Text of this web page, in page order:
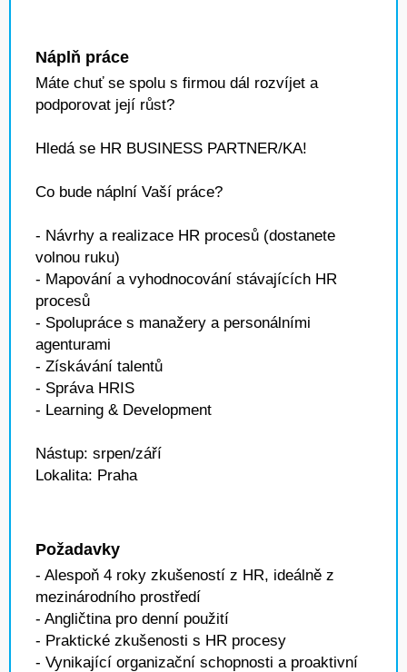
Náplň práce
Máte chuť se spolu s firmou dál rozvíjet a
podporovat její růst?
Hledá se HR BUSINESS PARTNER/KA!
Co bude náplní Vaší práce?
- Návrhy a realizace HR procesů (dostanete
volnou ruku)
- Mapování a vyhodnocování stávajících HR
procesů
- Spolupráce s manažery a personálními
agenturami
- Získávání talentů
- Správa HRIS
- Learning & Development
Nástup: srpen/září
Lokalita: Praha
Požadavky
- Alespoň 4 roky zkušeností z HR, ideálně z
mezinárodního prostředí
- Angličtina pro denní použití
- Praktické zkušenosti s HR procesy
- Vynikající organizační schopnosti a proaktivní